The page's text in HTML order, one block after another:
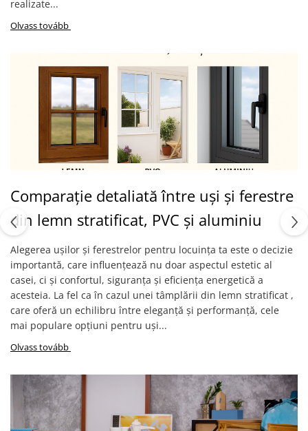
realizate...
Olvass tovább
Comparație detaliată între uși și ferestre
din lemn stratificat, PVC și aluminiu
Alegerea ușilor și ferestrelor pentru locuința ta este o decizie
importantă, care influențează nu doar aspectul estetic al
casei, ci și confortul, siguranța și eficiența energetică a
acesteia. La fel ca în cazul unei tâmplării din lemn stratificat ,
care oferă un echilibru între eleganță și performanță, cele
mai populare opțiuni pentru uși...
Olvass tovább